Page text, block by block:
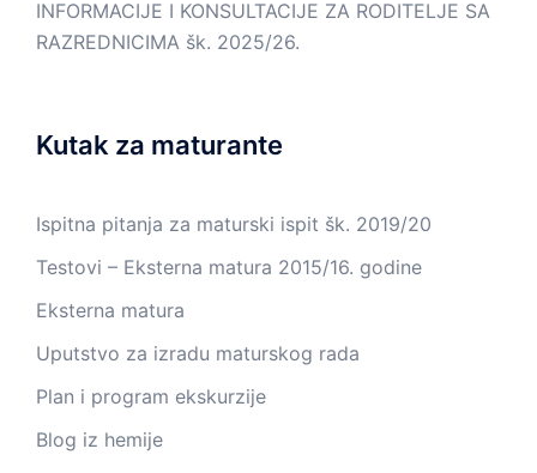
INFORMACIJE I KONSULTACIJE ZA RODITELJE SA
RAZREDNICIMA šk. 2025/26.
Kutak za maturante
Ispitna pitanja za maturski ispit šk. 2019/20
Testovi – Eksterna matura 2015/16. godine
Eksterna matura
Uputstvo za izradu maturskog rada
Plan i program ekskurzije
Blog iz hemije